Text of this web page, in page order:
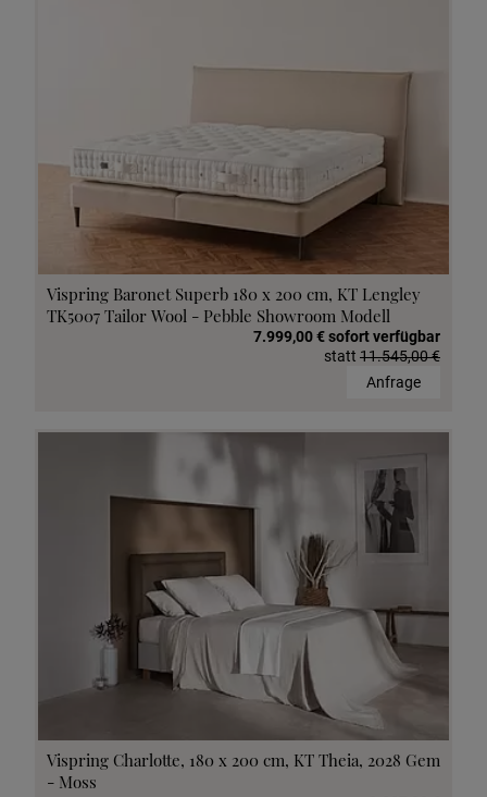
Vispring Baronet Superb 180 x 200 cm, KT Lengley
TK5007 Tailor Wool - Pebble Showroom Modell
7.999,00 € sofort verfügbar
statt 11.545,00 €
Anfrage
Vispring Charlotte, 180 x 200 cm, KT Theia, 2028 Gem
- Moss